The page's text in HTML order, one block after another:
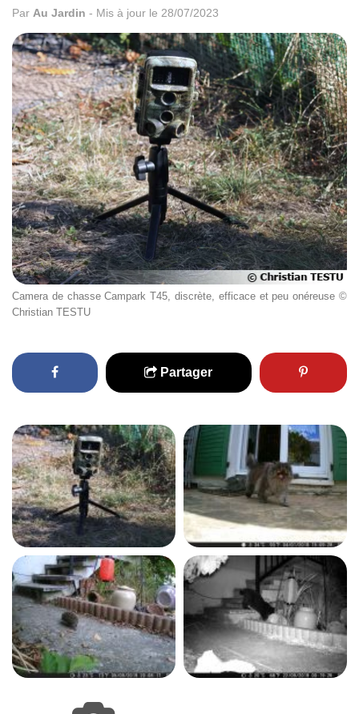
Par Au Jardin - Mis à jour le 28/07/2023
Camera de chasse Campark T45, discrète, efficace et peu onéreuse ©
Christian TESTU
Partager